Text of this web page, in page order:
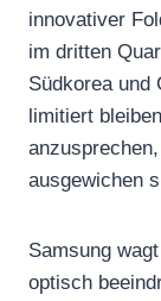
innovativer
im dritten
Südkorea und
limitiert
ausgewichen
Samsung
optisch